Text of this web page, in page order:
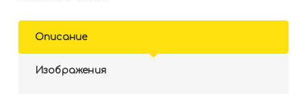
Описание
Изображения